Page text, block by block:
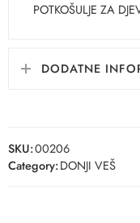
POTKOŠULJE ZA
DODATNE
SKU:00206
Category:DONJI VEŠ